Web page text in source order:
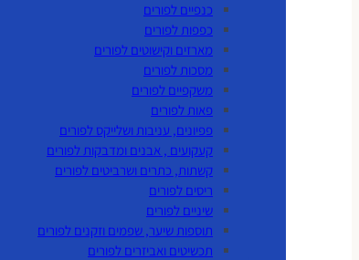
כנפיים לפורים
כפפות לפורים
מארזים וקישוטים לפורים
מסכות לפורים
משקפיים לפורים
פאות לפורים
פפיונים, עניבות ושלייקס לפורים
קעקועים , אבנים ומדבקות לפורים
קשתות, כתרים ושרביטים לפורים
ריסים לפורים
שיניים לפורים
תוספות שיער, שפמים וזקנים לפורים
תכשיטים ואביזרים לפורים